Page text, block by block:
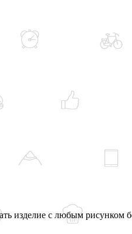
изделие с любым рисунком